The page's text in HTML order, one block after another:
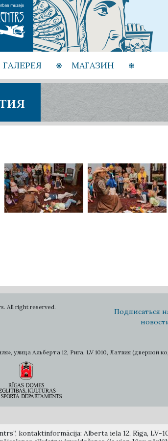
ГАЛЕРЕЯ МАГАЗИН
All right reserved.
Подписаться
улица Альберта 12, Рига, LV 1010, Латвия (дверной
kontaktinformācija: Alberta iela 12, Rīga, LV-